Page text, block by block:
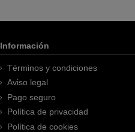
Información
Términos y condiciones
Aviso legal
Pago seguro
Política de privacidad
Política de cookies